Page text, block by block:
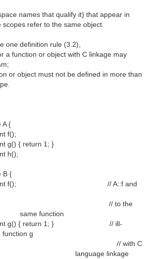
names that qualify it) that appear in
refer to the same object.
one definition rule (3.2),
a function or object with C linkage may
or object must not be defined in more than
A {
f();
g() { return 1; }
h();
B {
"C" int f(); // A::f and
// to the
same function
int g() { return 1; } // ill-
function g
// with C
language linkage